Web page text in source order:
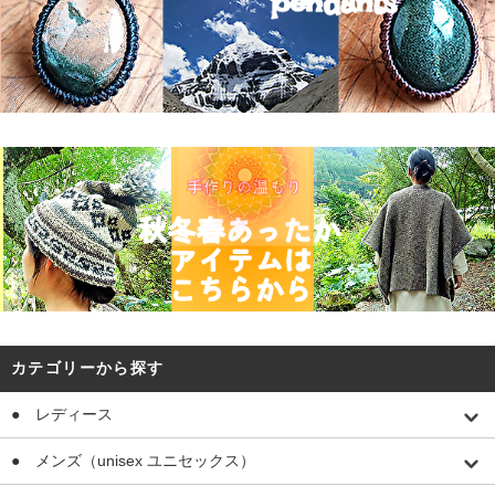
カテゴリーから探す
● レディース
● メンズ（unisex ユニセックス）